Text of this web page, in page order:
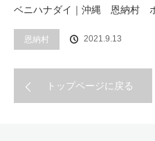
ベニハナダイ｜沖縄 恩納村
恩納村 2021.9.13
トップページに戻る